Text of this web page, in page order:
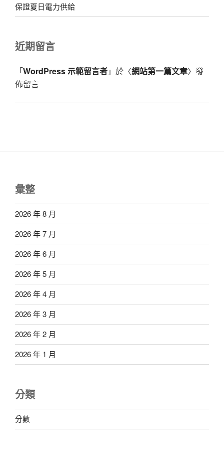
保證夏日電力供給
近期留言
「WordPress 示範留言者」於〈網站第一篇文章〉發
佈留言
彙整
2026 年 8 月
2026 年 7 月
2026 年 6 月
2026 年 5 月
2026 年 4 月
2026 年 3 月
2026 年 2 月
2026 年 1 月
分類
分數